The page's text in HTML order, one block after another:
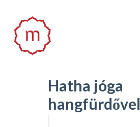
Hatha jóga
hangfürdővel